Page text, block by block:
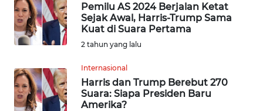
Pemilu AS 2024 Berjalan Ketat
Sejak Awal, Harris-Trump Sama
Kuat di Suara Pertama
2 tahun yang lalu
Internasional
Harris dan Trump Berebut 270
Suara: Siapa Presiden Baru
Amerika?
TENTANG
KAMI
MEDIA
SIBER